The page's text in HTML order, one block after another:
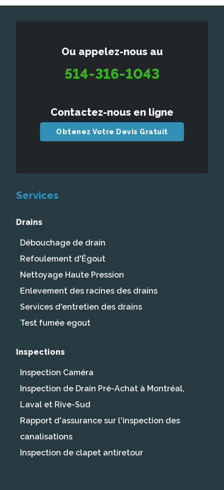
Ou appelez-nous au
514-316-1043
Contactez-nous en ligne
Obtenez Votre Devis Gratuit
Services
Drains
Débouchage de drain
Refoulement d'Égout
Nettoyage Haute Pression
Enlevement des racines des drains
Services d'entretien des drains
Test fumée egout
Inspections
Inspection Caméra
Inspection de Drain Pré-Achat à Montréal,
Laval et Rive-Sud
Rapport d'assurance sur l'inspection des
canalisations
Inspection de clapet antiretour